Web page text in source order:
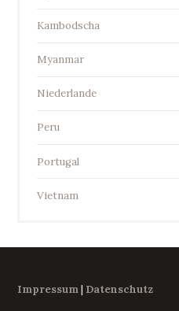
Kambodscha
Myanmar
Niederlande
Peru
Portugal
Vietnam
Impressum| Datenschutz